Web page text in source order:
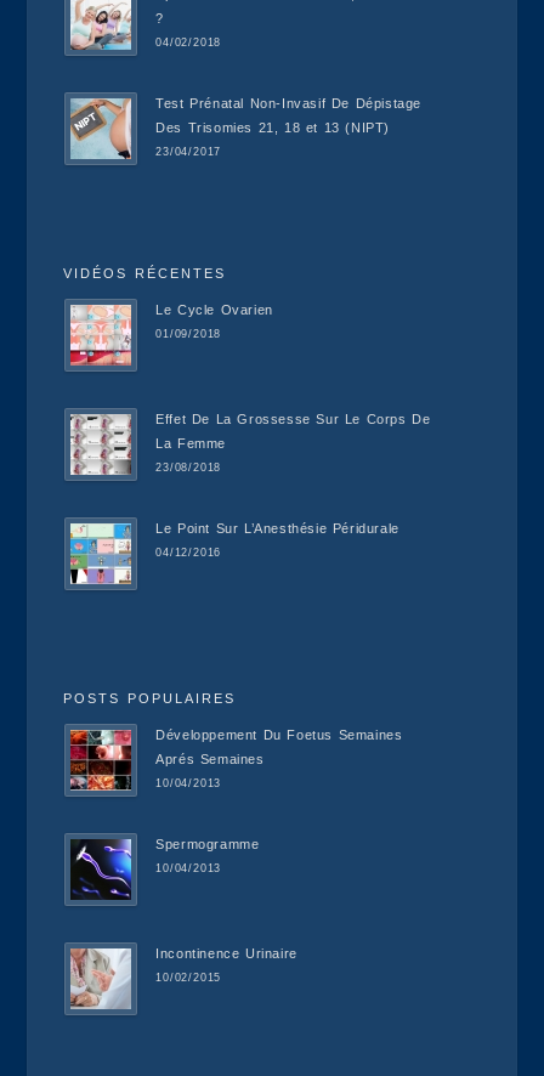
?
04/02/2018
Test Prénatal Non-Invasif De Dépistage
Des Trisomies 21, 18 et 13 (NIPT)
23/04/2017
VIDÉOS RÉCENTES
Le Cycle Ovarien
01/09/2018
Effet De La Grossesse Sur Le Corps De
La Femme
23/08/2018
Le Point Sur L’Anesthésie Péridurale
04/12/2016
POSTS POPULAIRES
Développement Du Foetus Semaines
Aprés Semaines
10/04/2013
Spermogramme
10/04/2013
Incontinence Urinaire
10/02/2015